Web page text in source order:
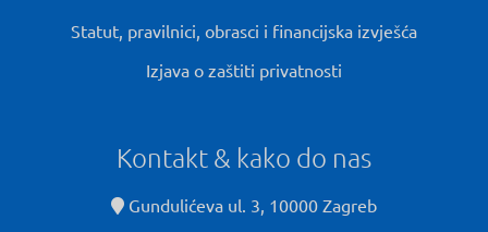
Statut, pravilnici, obrasci i financijska izvješća
Izjava o zaštiti privatnosti
Kontakt & kako do nas
Gundulićeva ul. 3, 10000 Zagreb